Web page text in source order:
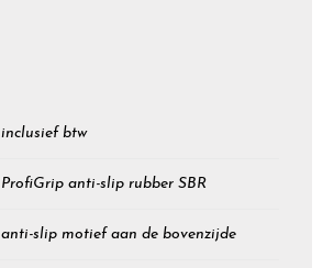
inclusief btw
ProfiGrip anti-slip rubber SBR
anti-slip motief aan de bovenzijde